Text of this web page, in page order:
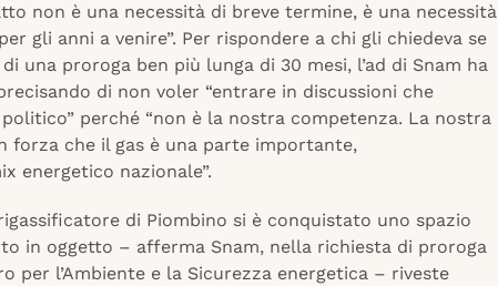
non è una necessità di breve termine, è una necessità
gli anni a venire”. Per rispondere a chi gli chiedeva se
una proroga ben più lunga di 30 mesi, l’ad di Snam ha
di non voler “entrare in discussioni che
perché “non è la nostra competenza. La nostra
forza che il gas è una parte importante,
energetico nazionale”.
di Piombino si è conquistato uno spazio
in oggetto – afferma Snam, nella richiesta di proroga
per l’Ambiente e la Sicurezza energetica – riveste